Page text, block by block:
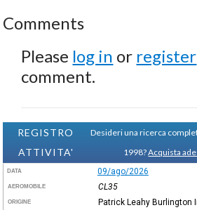
Comments
Please log in or register
comment.
REGISTRO
ATTIVITA'
Desideri una ricerca
1998?Acquista
DATA 09/ago/2026
AEROMOBILE CL35
ORIGINE Patrick Leahy Burlington